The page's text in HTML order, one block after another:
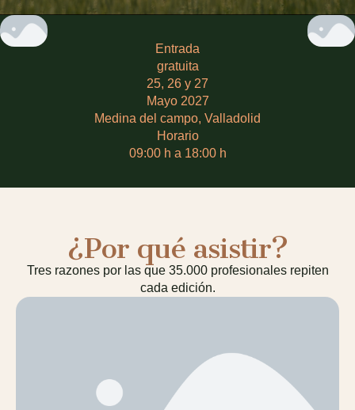
Entrada
gratuita
25, 26 y 27
Mayo 2027
Medina del campo, Valladolid
Horario
09:00 h a 18:00 h
¿Por qué asistir?
Tres razones por las que 35.000 profesionales repiten
cada edición.